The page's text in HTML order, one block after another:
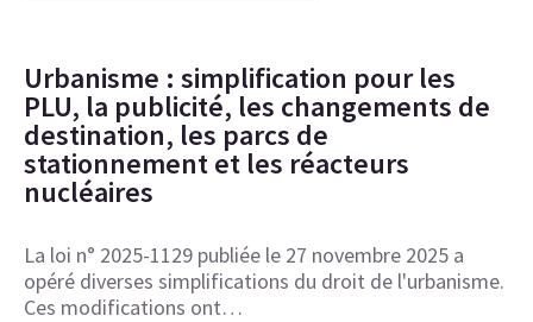
Urbanisme : simplification pour les
PLU, la publicité, les changements de
destination, les parcs de
stationnement et les réacteurs
nucléaires
La loi n° 2025-1129 publiée le 27 novembre 2025 a
opéré diverses simplifications du droit de l'urbanisme.
Ces modifications ont…